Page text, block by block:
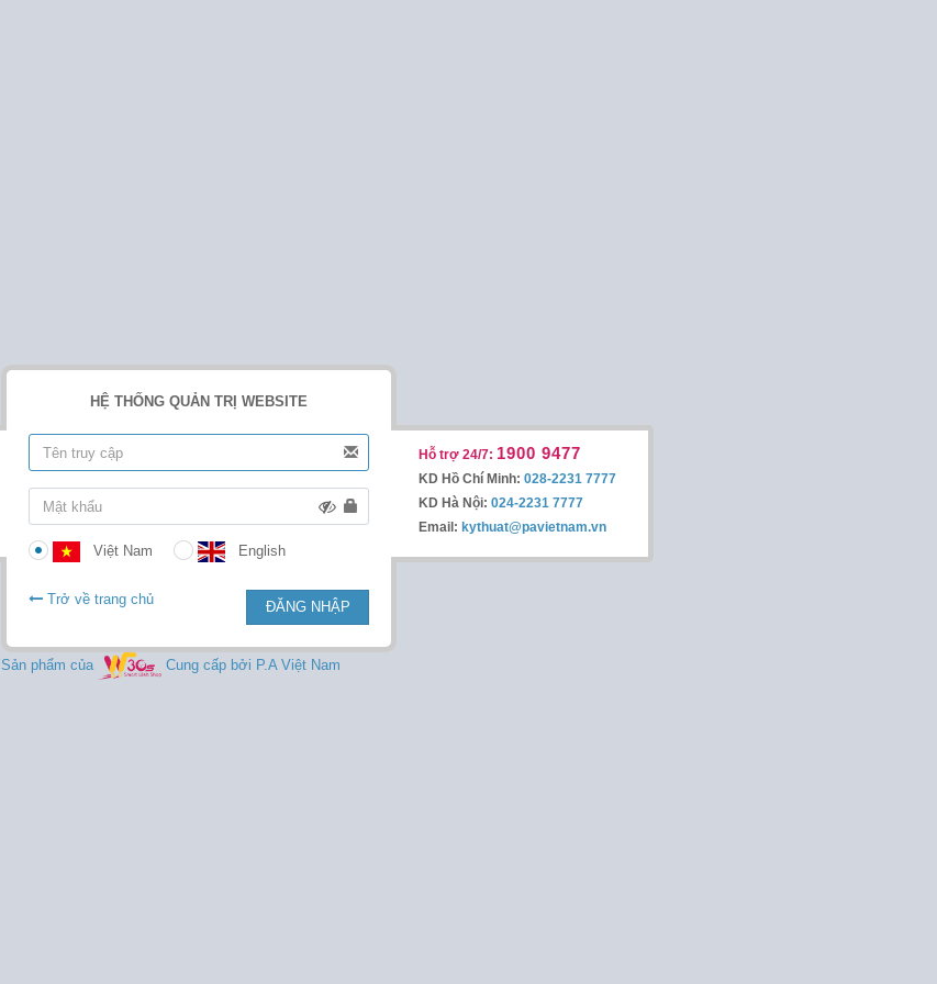
Hỗ trợ 24/7: 1900 9477
KD Hồ Chí Minh: 028-2231 7777
KD Hà Nội: 024-2231 7777
Email: kythuat@pavietnam.vn
HỆ THỐNG QUẢN TRỊ WEBSITE
Việt Nam English
Trở về trang chủ ĐĂNG NHẬP
Sản phẩm của Cung cấp bởi P.A Việt Nam